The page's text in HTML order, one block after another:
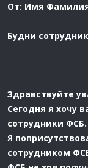
От: Имя
Будни
Здравствуйте
Сегодня я хочу
сотрудники ФСБ.
Я
сотрудником